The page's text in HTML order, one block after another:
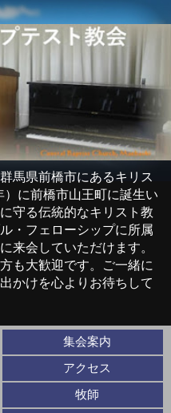
馬県前橋市にあるキリス
）に前橋市山王町に誕生い
守る伝統的なキリスト教
・フェローシップに所属
来会していただけます。
も大歓迎です。ご一緒に
かけを心よりお待ちして
集会案内
アクセス
牧師